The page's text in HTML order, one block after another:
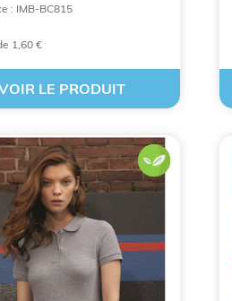
: IMB-BC815
1,60 €
LE PRODUIT